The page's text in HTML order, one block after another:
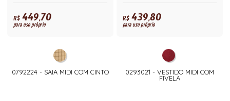
R$449,70
para uso próprio
0792224 - SAIA MIDI COM CINTO
R$439,80
para uso próprio
0293021 - VESTIDO MIDI COM
FIVELA